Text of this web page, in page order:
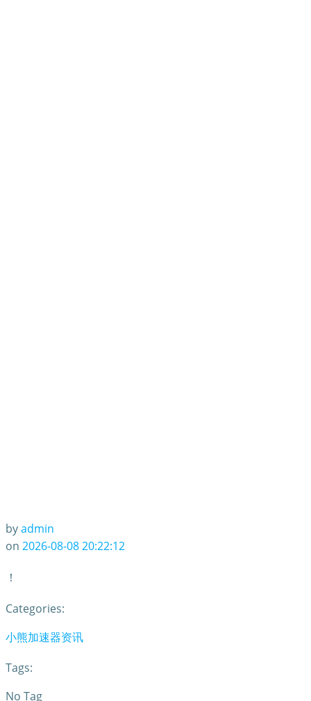
byadmin
on 2026-08-08 20:22:12
！
Categories:
小熊加速器资讯
Tags:
No Tag